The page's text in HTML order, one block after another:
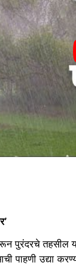
करून पुरंदरचे
पाहणी उद्या